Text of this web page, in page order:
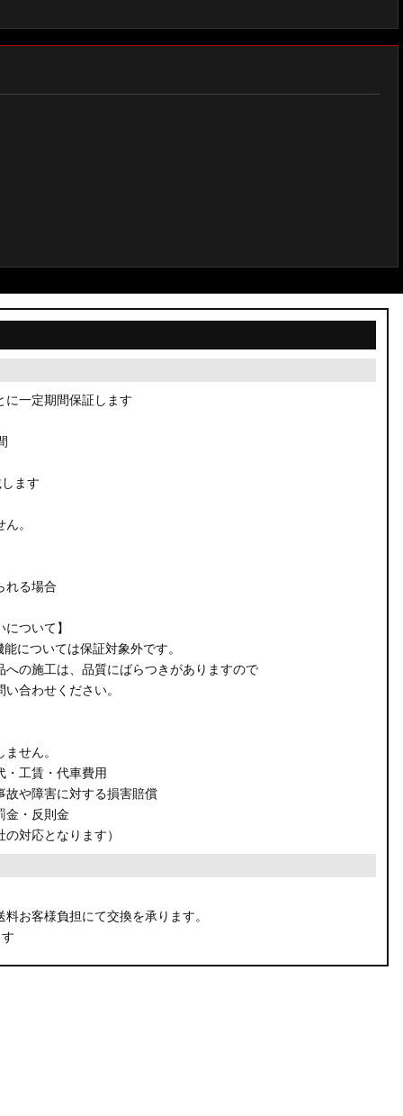
に一定期間保証します
ます
。
れる場合
ついて】
については保証対象外です。
の施工は、品質にばらつきがありますので
合わせください。
せん。
・工賃・代車費用
故や障害に対する損害賠償
金・反則金
対応となります）
お客様負担にて交換を承ります。